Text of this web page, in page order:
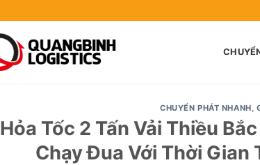
CHUYỂN PHÁT NHANH,
Hỏa Tốc 2 Tấn Vải Thiều
Chạy Đua Với Thời Gian